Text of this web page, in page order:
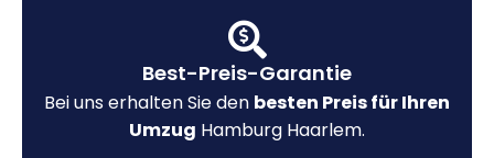
Best-Preis-Garantie
Bei uns erhalten Sie den besten Preis für Ihren
Umzug Hamburg Haarlem.